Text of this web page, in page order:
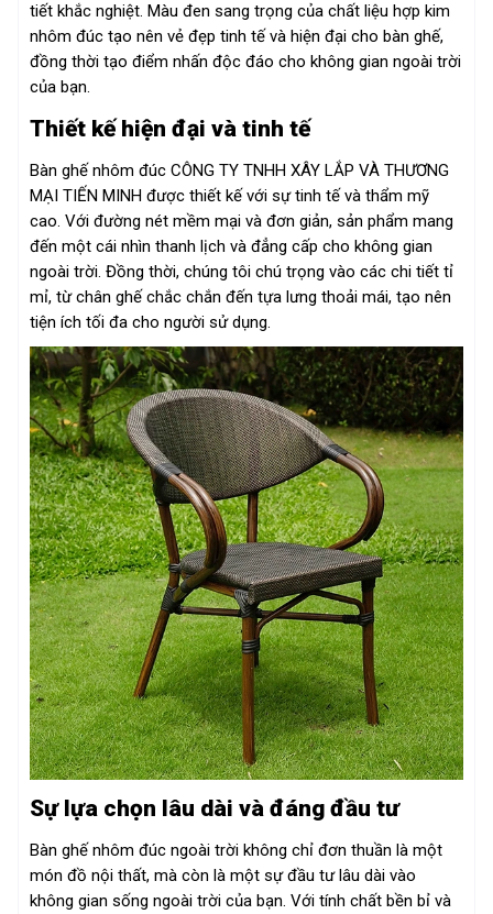
tiết khắc nghiệt. Màu đen sang trọng của chất liệu hợp kim
nhôm đúc tạo nên vẻ đẹp tinh tế và hiện đại cho bàn ghế,
đồng thời tạo điểm nhấn độc đáo cho không gian ngoài trời
của bạn.
Thiết kế hiện đại và tinh tế
Bàn ghế nhôm đúc CÔNG TY TNHH XÂY LẮP VÀ THƯƠNG
MẠI TIẾN MINH được thiết kế với sự tinh tế và thẩm mỹ
cao. Với đường nét mềm mại và đơn giản, sản phẩm mang
đến một cái nhìn thanh lịch và đẳng cấp cho không gian
ngoài trời. Đồng thời, chúng tôi chú trọng vào các chi tiết tỉ
mỉ, từ chân ghế chắc chắn đến tựa lưng thoải mái, tạo nên
tiện ích tối đa cho người sử dụng.
Sự lựa chọn lâu dài và đáng đầu tư
Bàn ghế nhôm đúc ngoài trời không chỉ đơn thuần là một
món đồ nội thất, mà còn là một sự đầu tư lâu dài vào
không gian sống ngoài trời của bạn. Với tính chất bền bỉ và